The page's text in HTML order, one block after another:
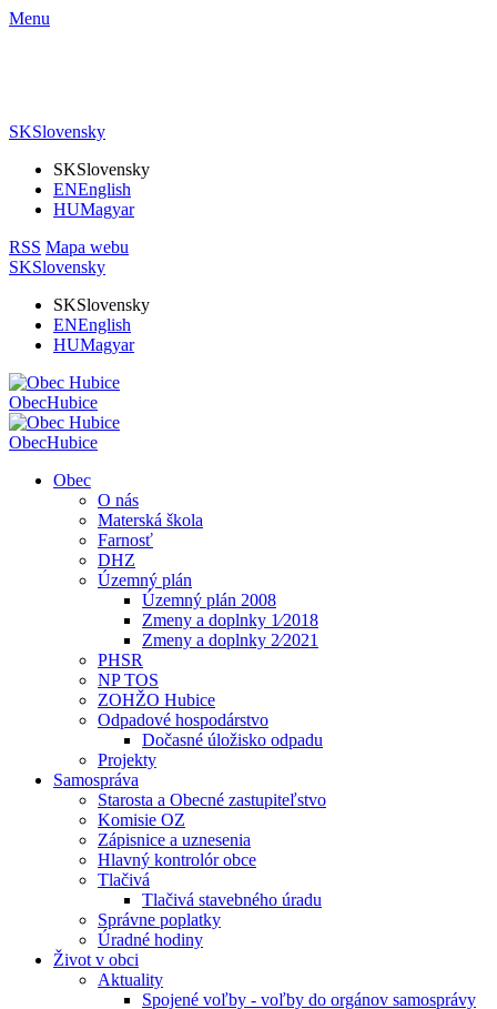
Menu
SKSlovensky
SKSlovensky
ENEnglish
HUMagyar
RSS Mapa webu
SKSlovensky
SKSlovensky
ENEnglish
HUMagyar
ObecHubice
ObecHubice
Obec
O nás
Materská škola
Farnosť
DHZ
Územný plán
Územný plán 2008
Zmeny a doplnky 1⁄2018
Zmeny a doplnky 2⁄2021
PHSR
NP TOS
ZOHŽO Hubice
Odpadové hospodárstvo
Dočasné úložisko odpadu
Projekty
Samospráva
Starosta a Obecné zastupiteľstvo
Komisie OZ
Zápisnice a uznesenia
Hlavný kontrolór obce
Tlačivá
Tlačivá stavebného úradu
Správne poplatky
Úradné hodiny
Život v obci
Aktuality
Spojené voľby - voľby do orgánov samosprávy